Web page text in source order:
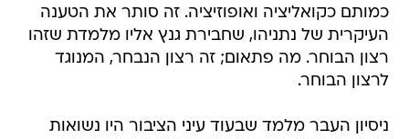
כמותם כקואליציה ואופוזיציה. זה סותר את הטענה
העיקרית של נתניהו, שחבירת גנץ אליו מלמדת שזהו
רצון הבוחר. מה פתאום; זה רצון הנבחר, המנוגד
לרצון הבוחר.
ניסיון העבר מלמד שבעוד עיני הציבור היו נשואות